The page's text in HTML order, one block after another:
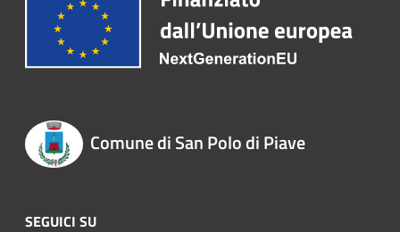
Comune di San Polo di Piave
SEGUICI SU